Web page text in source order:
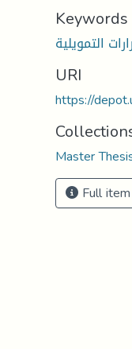
Keywords
التمويلية
URI
https://
Master
Full